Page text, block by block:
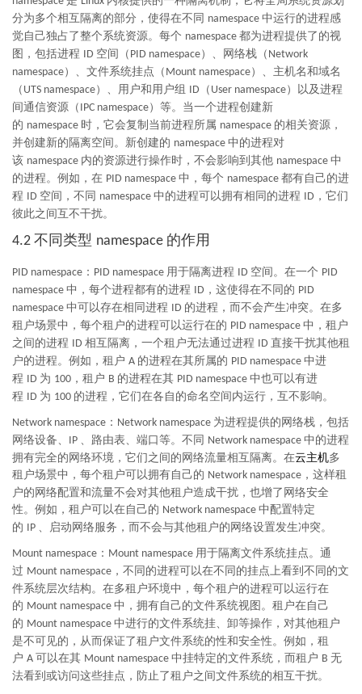
分为多个相互隔离的部分，使得在不同 namespace 中运行的进程感
觉自己独占了整个系统资源。每个 namespace 都为进程提供了的视
图，包括进程 ID 空间（ PID namespace）、网络栈（ Network
namespace）、文件系统挂点（ Mount namespace）、主机名和域名
（ UTS namespace）、用户和用户组 ID （ User namespace）以及进程
间通信资源（ IPC namespace）等。当一个进程创建新
的 namespace 时，它会复制当前进程所属 namespace 的相关资源，
并创建新的隔离空间。新创建的 namespace 中的进程对
该 namespace 内的资源进行操作时，不会影响到其他 namespace 中
的进程。例如，在 PID namespace 中，每个 namespace 都有自己的进
程 ID 空间，不同 namespace 中的进程可以拥有相同的进程 ID ，它们
彼此之间互不干扰。
4.2 不同类型 namespace 的作用
PID namespace ： PID namespace 用于隔离进程 ID 空间。在一个 PID
namespace 中，每个进程都有的进程 ID ，这使得在不同的 PID
namespace 中可以存在相同进程 ID 的进程，而不会产生冲突。在多
租户场景中，每个租户的进程可以运行在的 PID namespace 中，租户
之间的进程 ID 相互隔离，一个租户无法通过进程 ID 直接干扰其他租
户的进程。例如，租户 A 的进程在其所属的 PID namespace 中进
程 ID 为 100 ，租户 B 的进程在其 PID namespace 中也可以有进
程 ID 为 100 的进程，它们在各自的命名空间内运行，互不影响。
Network namespace ： Network namespace 为进程提供的网络栈，包括
网络设备、 IP 、路由表、端口等。不同 Network namespace 中的进程
拥有完全的网络环境，它们之间的网络流量相互隔离。在云主机多
租户场景中，每个租户可以拥有自己的 Network namespace ，这样租
户的网络配置和流量不会对其他租户造成干扰，也增了网络安全
性。例如，租户可以在自己的 Network namespace 中配置特定
的 IP 、启动网络服务，而不会与其他租户的网络设置发生冲突。
Mount namespace ： Mount namespace 用于隔离文件系统挂点。通
过 Mount namespace ，不同的进程可以在不同的挂点上看到不同的文
件系统层次结构。在多租户环境中，每个租户的进程可以运行在
的 Mount namespace 中，拥有自己的文件系统视图。租户在自己
的 Mount namespace 中进行的文件系统挂、卸等操作，对其他租户
是不可见的，从而保证了租户文件系统的性和安全性。例如，租
户 A 可以在其 Mount namespace 中挂特定的文件系统，而租户 B 无
法看到或访问这些挂点，防止了租户之间文件系统的相互干扰。